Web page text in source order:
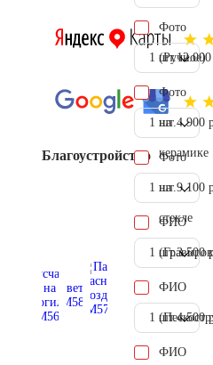
Благоустройство
Фото
(Ручное)
1 шт.
Фото
на
керамике
1 шт. 4.900
Фото
на
стекле
1 шт. 9.100
ФИО
1 шт.3.500
ФИО
1 шт.4.500
ФИО